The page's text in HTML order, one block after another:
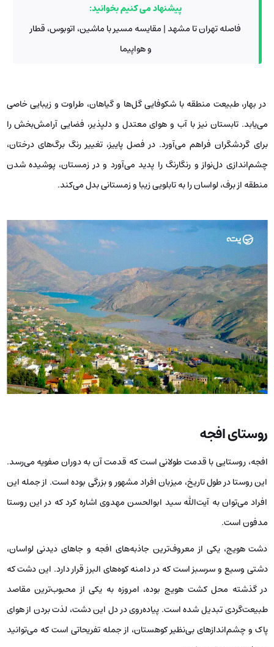
پیشنهاد می کنیم بخوانید:
فاصله تهران تا مشهد | مقایسه مسیر با ماشین، اتوبوس، قطار
و هواپیما
در بهار، طبیعت منطقه با شکوفایی گل‌ها و گیاهان، طراوت و زیبایی خاصی
می‌یابد. تابستان نیز با آب و هوای معتدل و دلپذیر، فضایی آرامش‌بخش را
برای گردشگران فراهم می‌آورد. در فصل پاییز، تغییر رنگ برگ‌های درختان،
چشم‌اندازی دل‌نواز و رنگارنگ را پدید می‌آورد و در زمستان، پوشیده شدن
منطقه از برف، لواسان را به تابلویی زیبا و زمستانی بدل می‌کند.
روستای افجه
افجه، روستایی با قدمت طولانی است که قدمت آن به دوران صفویه می‌رسد.
این روستا در طول تاریخ، میزبان افراد مشهور و بزرگی بوده است. از جمله این
افراد می‌توان به آیت‌الله سید ابوالحسن مهدوی اشاره کرد که در این روستا
مدفون است.
دشت هویج، یکی از معروف‌ترین جاذبه‌های افجه و جاهای دیدنی لواسان،
دشتی وسیع و سرسبز است که در دامنه کوه‌های البرز قرار دارد. این دشت که
در گذشته محل کشت هویج بوده، امروزه به یکی از محبوب‌ترین مقاصد
طبیعت‌گردی تبدیل شده است. پیاده‌روی در دل این دشت، لذت بردن از هوای
پاک و چشم‌اندازهای بی‌نظیر کوهستان، از جمله تفریحاتی است که می‌توانید